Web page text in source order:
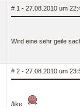
# 1 - 27.08.2010 um
Wird eine sehr geile
# 2 - 27.08.2010 um
/like